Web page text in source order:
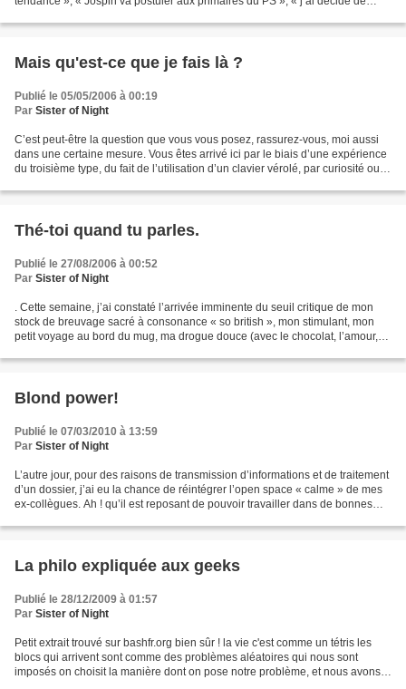
Mais qu'est-ce que je fais là ?
Publié le 05/05/2006 à 00:19
Par Sister of Night
C’est peut-être la question que vous vous posez, rassurez-vous, moi aussi
dans une certaine mesure. Vous êtes arrivé ici par le biais d’une expérience
du troisième type, du fait de l’utilisation d’un clavier vérolé, par curiosité ou
Thé-toi quand tu parles.
Publié le 27/08/2006 à 00:52
Par Sister of Night
. Cette semaine, j’ai constaté l’arrivée imminente du seuil critique de mon
stock de breuvage sacré à consonance « so british », mon stimulant, mon
petit voyage au bord du mug, ma drogue douce (avec le chocolat, l’amour,
Blond power!
Publié le 07/03/2010 à 13:59
Par Sister of Night
L’autre jour, pour des raisons de transmission d’informations et de traitement
d’un dossier, j’ai eu la chance de réintégrer l’open space « calme » de mes
ex-collègues. Ah ! qu’il est reposant de pouvoir travailler dans de bonnes
La philo expliquée aux geeks
Publié le 28/12/2009 à 01:57
Par Sister of Night
Petit extrait trouvé sur bashfr.org bien sûr ! la vie c'est comme un tétris les
blocs qui arrivent sont comme des problèmes aléatoires qui nous sont
imposés on choisit la manière dont on pose notre problème, et nous avons